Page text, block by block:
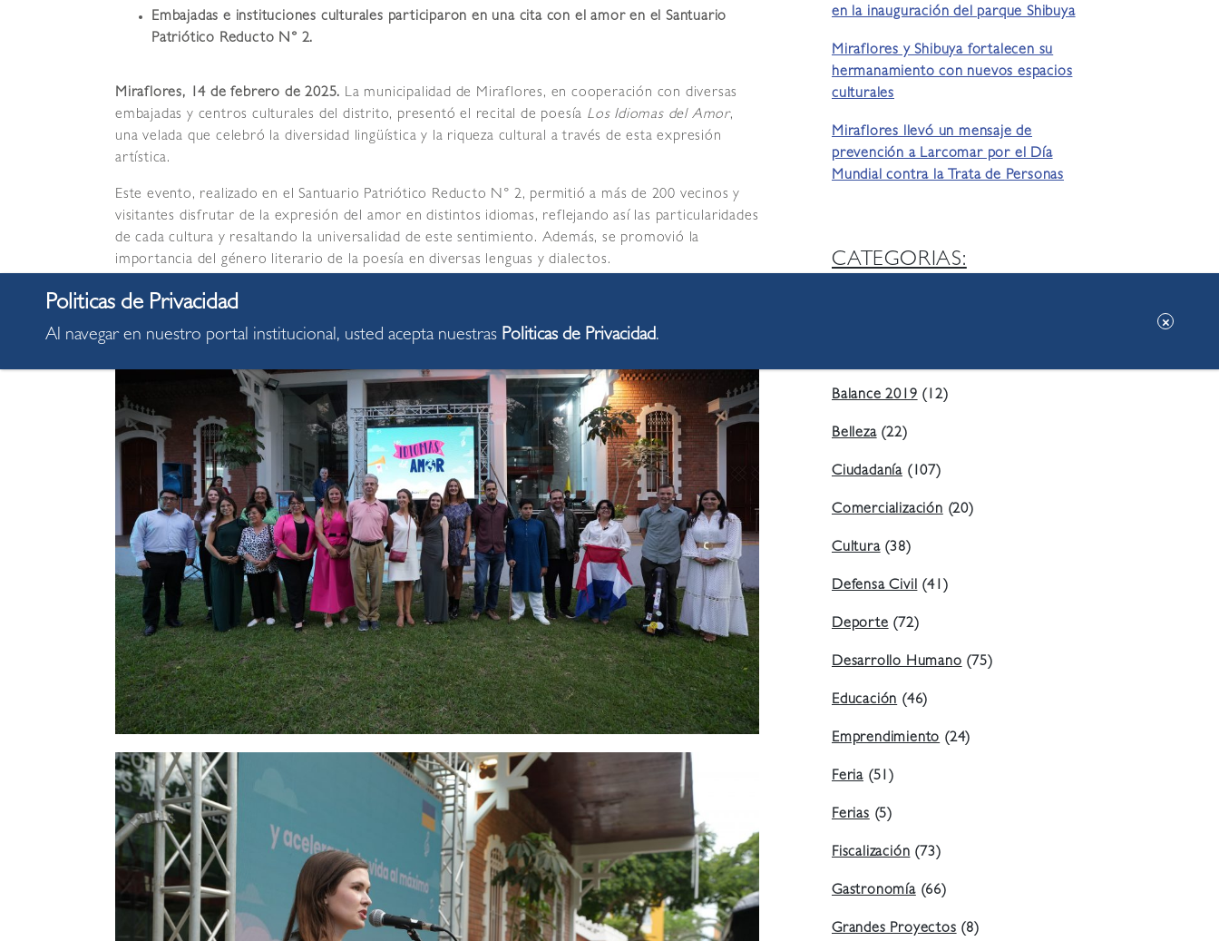
Embajadas e instituciones culturales participaron en una cita con el amor en el Santuario
Patriótico Reducto N° 2.
Miraflores, 14 de febrero de 2025. La municipalidad de Miraflores, en cooperación con diversas
embajadas y centros culturales del distrito, presentó el recital de poesía Los Idiomas del Amor,
una velada que celebró la diversidad lingüística y la riqueza cultural a través de esta expresión
artística.
Este evento, realizado en el Santuario Patriótico Reducto N° 2, permitió a más de 200 vecinos y
visitantes disfrutar de la expresión del amor en distintos idiomas, reflejando así las particularidades
de cada cultura y resaltando la universalidad de este sentimiento. Además, se promovió la
importancia del género literario de la poesía en diversas lenguas y dialectos.
en la inauguración del parque Shibuya
Miraflores y Shibuya fortalecen su
hermanamiento con nuevos espacios
culturales
Miraflores llevó un mensaje de
prevención a Larcomar por el Día
Mundial contra la Trata de Personas
CATEGORIAS:
Balance 2019(12)
Belleza(22)
Ciudadanía (107)
Comercialización(20)
Cultura(38)
Defensa Civil(41)
Deporte(72)
Desarrollo Humano(75)
Educación(46)
Emprendimiento(24)
Feria (51)
Ferias(5)
Fiscalización(73)
Gastronomía(66)
Grandes Proyectos(8)
Al navegar en nuestro portal institucional, usted acepta nuestras Politicas de Privacidad.